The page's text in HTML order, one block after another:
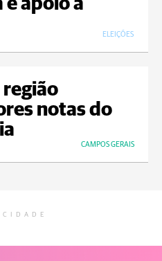
e apoio a
ELEIÇÕES
região
notas do
CAMPOS GERAIS